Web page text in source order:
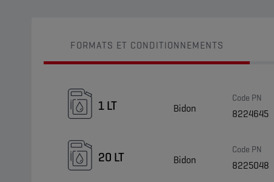
FORMATS ET CONDITIONNEMENTS
1 LT Bidon
Code PN
8224645
20 LT Bidon
Code PN
8225048